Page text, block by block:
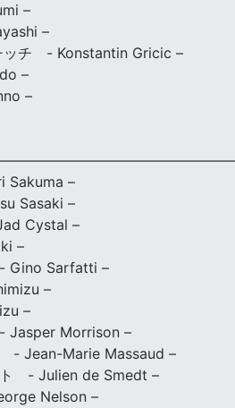
–
–
ッチ - Konstantin Gricic –
–
–
Sakuma –
Sasaki –
Cystal –
–
Gino Sarfatti –
–
–
Jasper Morrison –
- Jean-Marie Massaud –
ト - Julien de Smedt –
Nelson –